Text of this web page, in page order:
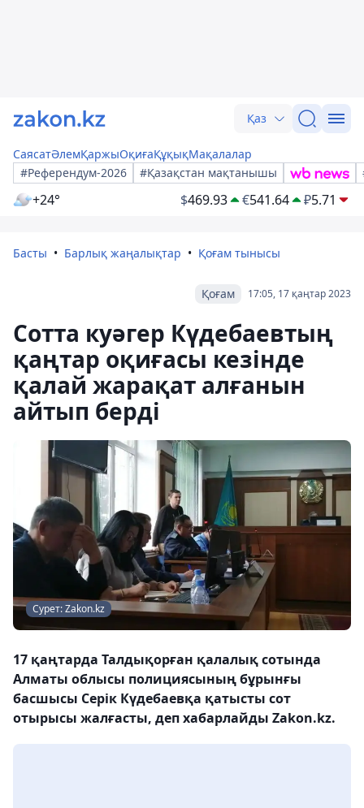
Қаз
СаясатӘлемҚаржыОқиғаҚұқықМақалалар
#Референдум-2026
#Қазақстан мақтанышы
+24° $469.93 €541.64 ₽5.71
Басты Барлық жаңалықтар Қоғам тынысы
17:05, 17 қаңтар 2023
Қоғам
Сотта куәгер Күдебаевтың
қаңтар оқиғасы кезінде
қалай жарақат алғанын
айтып берді
Сурет: Zakon.kz
17 қаңтарда Талдықорған қалалық сотында
Алматы облысы полициясының бұрынғы
басшысы Серік Күдебаевқа қатысты сот
отырысы жалғасты, деп хабарлайды Zakon.kz.